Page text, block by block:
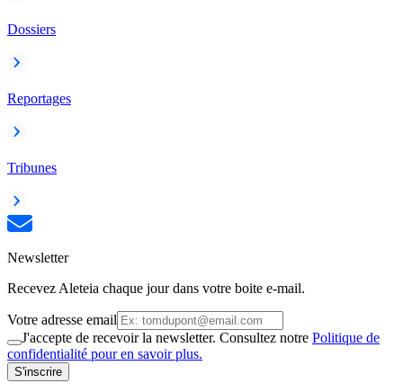
Dossiers
Reportages
Tribunes
Newsletter
Recevez Aleteia chaque jour dans votre boite e-mail.
Votre adresse email
J'accepte de recevoir la newsletter. Consultez notre Politique de
confidentialité pour en savoir plus.
S'inscrire